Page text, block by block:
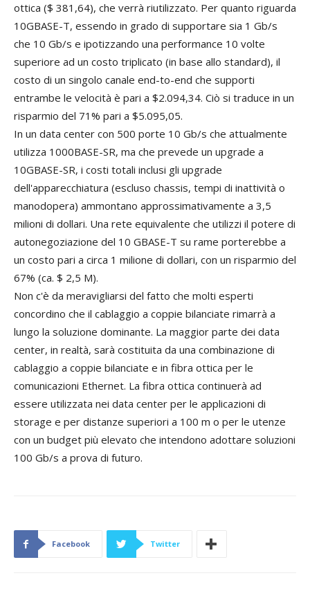
ottica ($ 381,64), che verrà riutilizzato. Per quanto riguarda
10GBASE-T, essendo in grado di supportare sia 1 Gb/s
che 10 Gb/s e ipotizzando una performance 10 volte
superiore ad un costo triplicato (in base allo standard), il
costo di un singolo canale end-to-end che supporti
entrambe le velocità è pari a $2.094,34. Ciò si traduce in un
risparmio del 71% pari a $5.095,05.
In un data center con 500 porte 10 Gb/s che attualmente
utilizza 1000BASE-SR, ma che prevede un upgrade a
10GBASE-SR, i costi totali inclusi gli upgrade
dell'apparecchiatura (escluso chassis, tempi di inattività o
manodopera) ammontano approssimativamente a 3,5
milioni di dollari. Una rete equivalente che utilizzi il potere di
autonegoziazione del 10 GBASE-T su rame porterebbe a
un costo pari a circa 1 milione di dollari, con un risparmio del
67% (ca. $ 2,5 M).
Non c'è da meravigliarsi del fatto che molti esperti
concordino che il cablaggio a coppie bilanciate rimarrà a
lungo la soluzione dominante. La maggior parte dei data
center, in realtà, sarà costituita da una combinazione di
cablaggio a coppie bilanciate e in fibra ottica per le
comunicazioni Ethernet. La fibra ottica continuerà ad
essere utilizzata nei data center per le applicazioni di
storage e per distanze superiori a 100 m o per le utenze
con un budget più elevato che intendono adottare soluzioni
100 Gb/s a prova di futuro.
Facebook Twitter